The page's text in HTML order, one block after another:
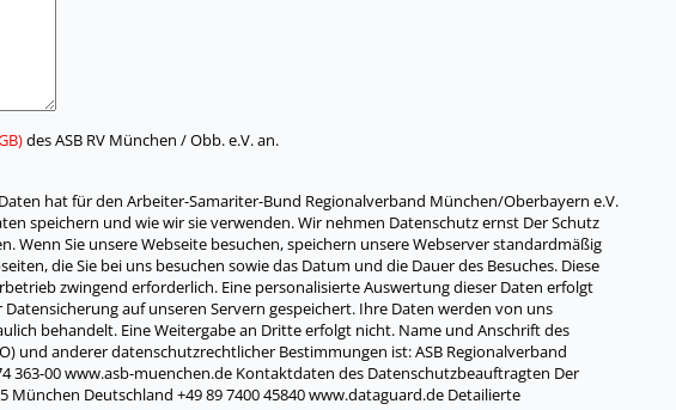
des ASB RV München / Obb. e.V. an.
hat für den Arbeiter-Samariter-Bund Regionalverband München/Oberbayern e.V.
speichern und wie wir sie verwenden. Wir nehmen Datenschutz ernst Der Schutz
Sie unsere Webseite besuchen, speichern unsere Webserver standardmäßig
die Sie bei uns besuchen sowie das Datum und die Dauer des Besuches. Diese
zwingend erforderlich. Eine personalisierte Auswertung dieser Daten erfolgt
auf unseren Servern gespeichert. Ihre Daten werden von uns
behandelt. Eine Weitergabe an Dritte erfolgt nicht. Name und Anschrift des
und anderer datenschutzrechtlicher Bestimmungen ist: ASB Regionalverband
363-00 www.asb-muenchen.de Kontaktdaten des Datenschutzbeauftragten Der
Deutschland +49 89 7400 45840 www.dataguard.de Detailierte